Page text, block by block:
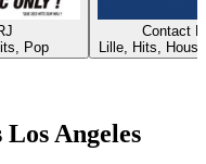
Pop
Contact
Lille, Hits,
Angeles